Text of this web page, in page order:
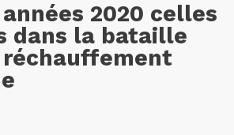
2020 celles
dans la bataille